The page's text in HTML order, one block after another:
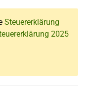
Steuererklärung
2025